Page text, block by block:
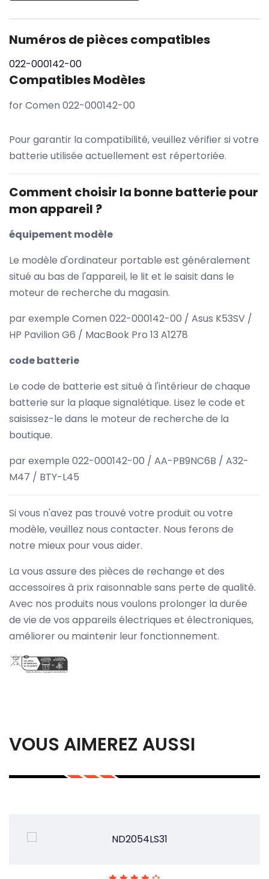
Numéros de pièces compatibles
022-000142-00
Compatibles Modèles
for Comen 022-000142-00
Pour garantir la compatibilité, veuillez vérifier si votre
batterie utilisée actuellement est répertoriée.
Comment choisir la bonne batterie pour
mon appareil ?
équipement modèle
Le modèle d'ordinateur portable est généralement
situé au bas de l'appareil, le lit et le saisit dans le
moteur de recherche du magasin.
par exemple Comen 022-000142-00 / Asus K53SV /
HP Pavilion G6 / MacBook Pro 13 A1278
code batterie
Le code de batterie est situé à l'intérieur de chaque
batterie sur la plaque signalétique. Lisez le code et
saisissez-le dans le moteur de recherche de la
boutique.
par exemple 022-000142-00 / AA-PB9NC6B / A32-
M47 / BTY-L45
Si vous n'avez pas trouvé votre produit ou votre
modèle, veuillez nous contacter. Nous ferons de
notre mieux pour vous aider.
La vous assure des pièces de rechange et des
accessoires à prix raisonnable sans perte de qualité.
Avec nos produits nous voulons prolonger la durée
de vie de vos appareils électriques et électroniques,
améliorer ou maintenir leur fonctionnement.
VOUS AIMEREZ AUSSI